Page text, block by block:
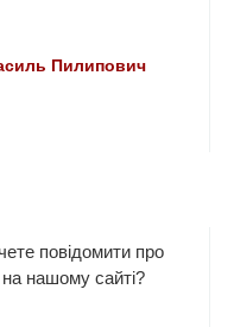
Пилипович
повідомити про
на нашому сайті?